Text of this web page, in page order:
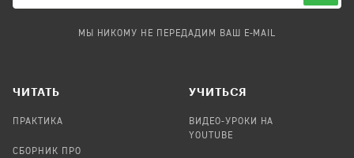
МЫ НИКОМУ НЕ ПЕРЕДАДИМ ВАШ E-MAIL
ЧИТАТЬ
ПРАКТИКА
СБОРНИК ПРО
УЧИТЬСЯ
ВИДЕО-УРОКИ НА
YOUTUBE